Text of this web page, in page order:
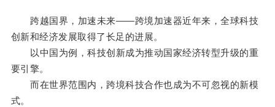
跨越国界，加速未来——跨境加速器近年来，全球科技
创新和经济发展取得了长足的进展。
以中国为例，科技创新成为推动国家经济转型升级的重
要引擎。
而在世界范围内，跨境科技合作也成为不可忽视的新模
式。